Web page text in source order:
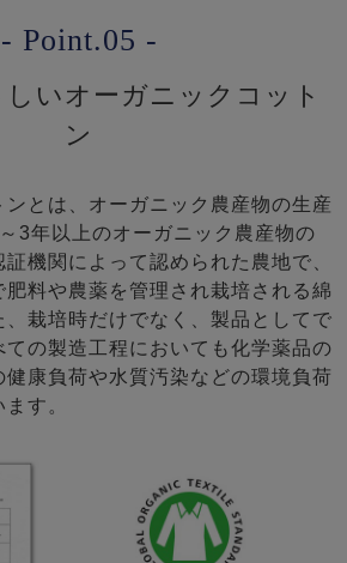
- Point.05 -
いオーガニックコット
ン
とは、オーガニック農産物の生産
3年以上のオーガニック農産物の
機関によって認められた農地で、
料や農薬を管理され栽培される綿
栽培時だけでなく、製品としてで
ての製造工程においても化学薬品の
康負荷や水質汚染などの環境負荷
す。